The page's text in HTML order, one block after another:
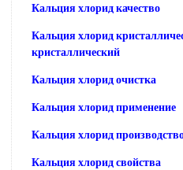
Кальция хлорид качество
Кальция хлорид
кристаллический
Кальция хлорид очистка
Кальция хлорид применение
Кальция хлорид
Кальция хлорид свойства